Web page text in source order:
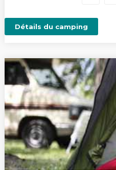
Détails du camping